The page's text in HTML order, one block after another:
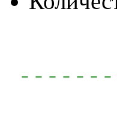
- - - - - -